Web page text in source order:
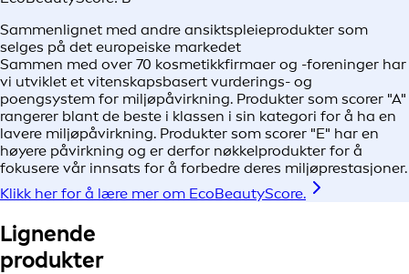
Sammenlignet med andre ansiktspleieprodukter som
selges på det europeiske markedet
Sammen med over 70 kosmetikkfirmaer og -foreninger har
vi utviklet et vitenskapsbasert vurderings- og
poengsystem for miljøpåvirkning. Produkter som scorer "A"
rangerer blant de beste i klassen i sin kategori for å ha en
lavere miljøpåvirkning. Produkter som scorer "E" har en
høyere påvirkning og er derfor nøkkelprodukter for å
fokusere vår innsats for å forbedre deres miljøprestasjoner.
Klikk her for å lære mer om EcoBeautyScore.
Lignende
produkter